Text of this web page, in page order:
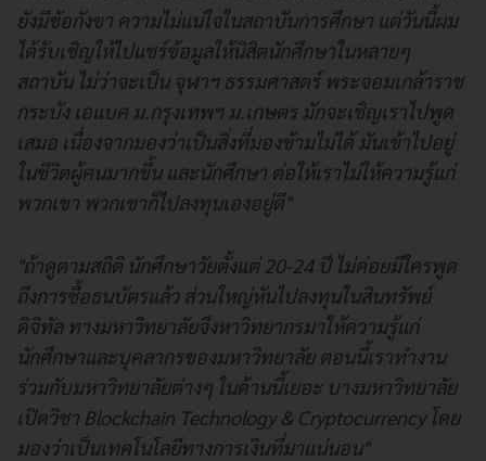
ยังมีข้อกังขา ความไม่แน่ใจในสถาบันการศึกษา แต่วันนี้ผม
ได้รับเชิญให้ไปแชร์ข้อมูลให้นิสิตนักศึกษาในหลายๆ
สถาบัน ไม่ว่าจะเป็น จุฬาฯ ธรรมศาสตร์ พระจอมเกล้าราช
กระบัง เอแบค ม.กรุงเทพฯ ม.เกษตร มักจะเชิญเราไปพูด
เสมอ เนื่องจากมองว่าเป็นสิ่งที่มองข้ามไม่ได้ มันเข้าไปอยู่
ในชีวิตผู้คนมากขึ้น และนักศึกษา ต่อให้เราไม่ให้ความรู้แก่
พวกเขา พวกเขาก็ไปลงทุนเองอยู่ดี"
"ถ้าดูตามสถิติ นักศึกษาวัยตั้งแต่ 20-24 ปี ไม่ค่อยมีใครพูด
ถึงการซื้อธนบัตรแล้ว ส่วนใหญ่หันไปลงทุนในสินทรัพย์
ดิจิทัล ทางมหาวิทยาลัยจึงหาวิทยากรมาให้ความรู้แก่
นักศึกษาและบุคลากรของมหาวิทยาลัย ตอนนี้เราทำงาน
ร่วมกับมหาวิทยาลัยต่างๆ ในด้านนี้เยอะ บางมหาวิทยาลัย
เปิดวิชา Blockchain Technology & Cryptocurrency โดย
มองว่าเป็นเทคโนโลยีทางการเงินที่มาแน่นอน"